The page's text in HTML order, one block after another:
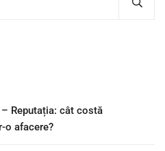
Reputația: cât costă
o afacere?